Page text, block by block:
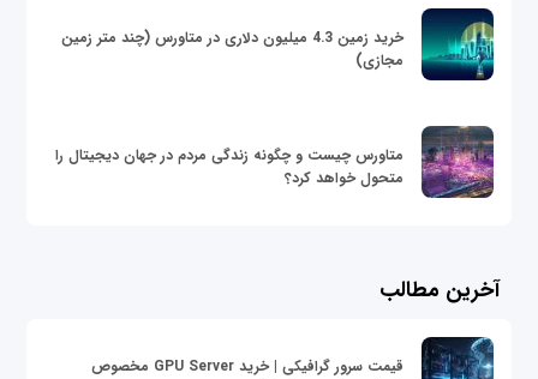
خرید زمین 4.3 میلیون دلاری در متاورس (چند متر زمین
مجازی)
متاورس چیست و چگونه زندگی مردم در جهان دیجیتال را
متحول خواهد کرد؟
آخرین مطالب
قیمت سرور گرافیکی | خرید GPU Server مخصوص